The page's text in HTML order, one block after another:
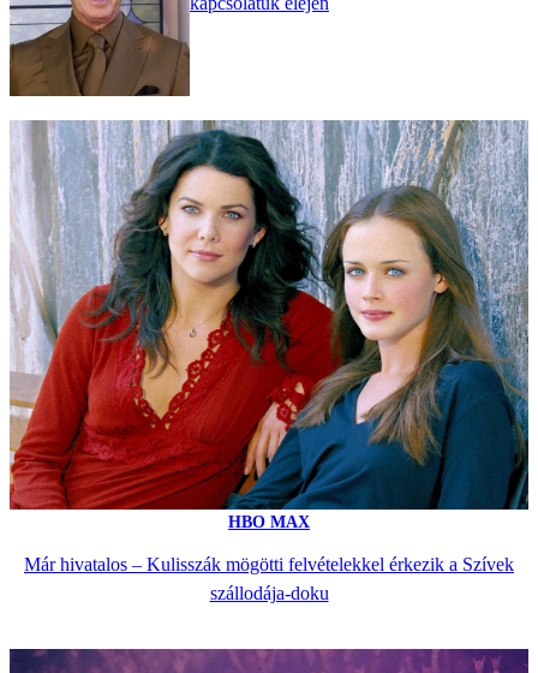
HBO MAX
Már hivatalos – Kulisszák mögötti felvételekkel érkezik a Szívek
szállodája-doku